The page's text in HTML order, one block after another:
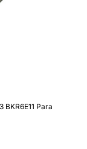
BKR6E11 Para